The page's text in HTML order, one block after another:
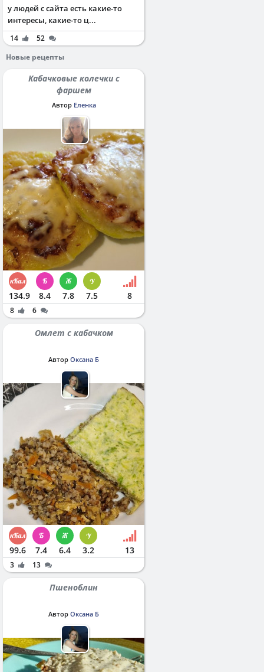
у людей с сайта есть какие-то
интересы, какие-то ц...
14
52
Новые рецепты
Кабачковые колечки с
фаршем
Автор Еленка
134.9 8.4 7.8 7.5 8
8 6
Омлет с кабачком
Автор Оксана Б
99.6 7.4 6.4 3.2 13
3 13
Пшеноблин
Автор Оксана Б